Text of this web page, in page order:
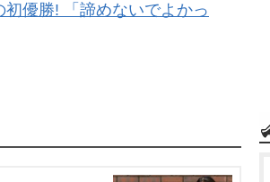
初優勝! 「諦めないでよかっ